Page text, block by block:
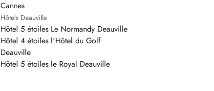
Cannes
Hôtels Deauville
Hôtel 5 étoiles Le Normandy Deauville
Hôtel 4 étoiles l'Hôtel du Golf
Deauville
Hôtel 5 étoiles le Royal Deauville